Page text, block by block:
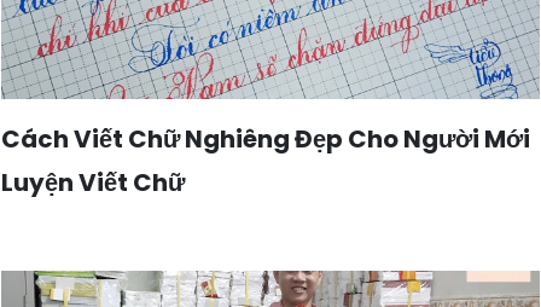
Cách Viết Chữ Nghiêng Đẹp Cho Người Mới
Luyện Viết Chữ